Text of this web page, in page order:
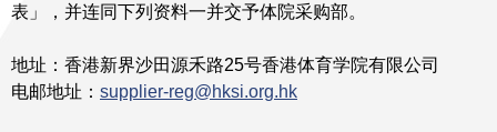
表」，并连同下列资料一并交予体院采购部。
地址：香港新界沙田源禾路25号香港体育学院有限公司
电邮地址： supplier-reg@hksi.org.hk